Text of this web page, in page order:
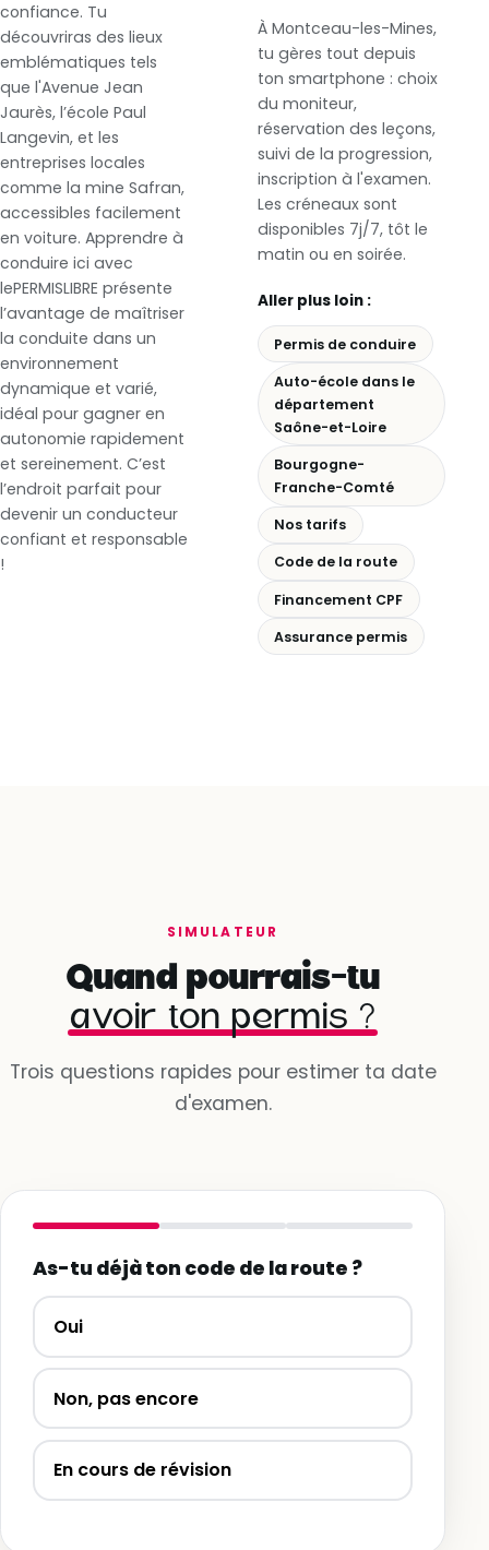
confiance. Tu
découvriras des lieux
emblématiques tels
que l'Avenue Jean
Jaurès, l’école Paul
Langevin, et les
entreprises locales
comme la mine Safran,
accessibles facilement
en voiture. Apprendre à
conduire ici avec
lePERMISLIBRE présente
l’avantage de maîtriser
la conduite dans un
environnement
dynamique et varié,
idéal pour gagner en
autonomie rapidement
et sereinement. C’est
l’endroit parfait pour
devenir un conducteur
confiant et responsable
!
À Montceau-les-Mines,
tu gères tout depuis
ton smartphone : choix
du moniteur,
réservation des leçons,
suivi de la progression,
inscription à l'examen.
Les créneaux sont
disponibles 7j/7, tôt le
matin ou en soirée.
Aller plus loin :
Permis de conduire
Auto-école dans le
département
Saône-et-Loire
Bourgogne-
Franche-Comté
Nos tarifs
Code de la route
Financement CPF
Assurance permis
SIMULATEUR
Quand pourrais-tu
avoir ton permis ?
Trois questions rapides pour estimer ta date
d'examen.
As-tu déjà ton code de la route ?
Oui
Non, pas encore
En cours de révision